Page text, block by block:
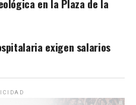
en la Plaza de la
exigen salarios